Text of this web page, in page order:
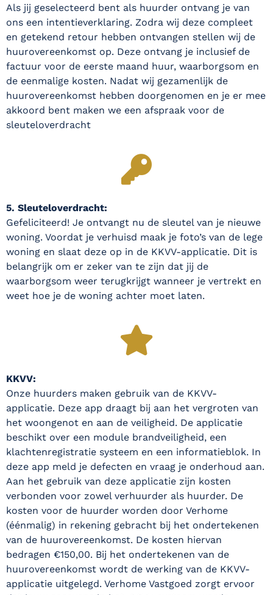
Als jij geselecteerd bent als huurder ontvang je van
ons een intentieverklaring. Zodra wij deze compleet
en getekend retour hebben ontvangen stellen wij de
huurovereenkomst op. Deze ontvang je inclusief de
factuur voor de eerste maand huur, waarborgsom en
de eenmalige kosten. Nadat wij gezamenlijk de
huurovereenkomst hebben doorgenomen en je er mee
akkoord bent maken we een afspraak voor de
sleuteloverdracht
5. Sleuteloverdracht:
Gefeliciteerd! Je ontvangt nu de sleutel van je nieuwe
woning. Voordat je verhuisd maak je foto’s van de lege
woning en slaat deze op in de KKVV-applicatie. Dit is
belangrijk om er zeker van te zijn dat jij de
waarborgsom weer terugkrijgt wanneer je vertrekt en
weet hoe je de woning achter moet laten.
KKVV:
Onze huurders maken gebruik van de KKVV-
applicatie. Deze app draagt bij aan het vergroten van
het woongenot en aan de veiligheid. De applicatie
beschikt over een module brandveiligheid, een
klachtenregistratie systeem en een informatieblok. In
deze app meld je defecten en vraag je onderhoud aan.
Aan het gebruik van deze applicatie zijn kosten
verbonden voor zowel verhuurder als huurder. De
kosten voor de huurder worden door Verhome
(éénmalig) in rekening gebracht bij het ondertekenen
van de huurovereenkomst. De kosten hiervan
bedragen €150,00. Bij het ondertekenen van de
huurovereenkomst wordt de werking van de KKVV-
applicatie uitgelegd. Verhome Vastgoed zorgt ervoor